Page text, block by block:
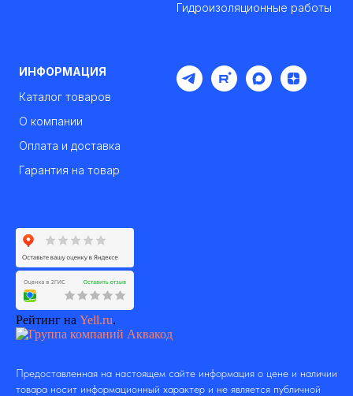
Гидроизоляционные работы
ИНФОРМАЦИЯ
Каталог товаров
О компании
Оплата и доставка
Гарантия на товар
Рейтинг на Yell.ru.
Предоставленная на настоящем сайте информация о цене и наличии
товара носит информационный характер и не является публичной